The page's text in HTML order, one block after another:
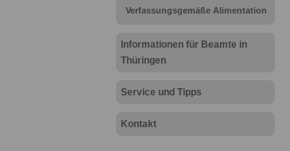
Verfassungsgemäße Alimentation
Informationen für Beamte in
Thüringen
Service und Tipps
Kontakt